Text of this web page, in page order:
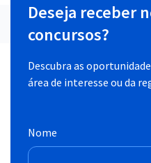
Deseja receber
concursos?
Descubra as
área de interesse ou da
Nome